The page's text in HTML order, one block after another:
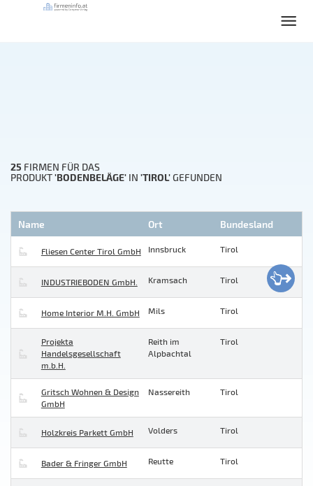
25 FIRMEN FÜR DAS
PRODUKT'BODENBELÄGE' IN 'TIROL'GEFUNDEN
Name Ort Bundesland
Fliesen Center Tirol GmbH Innsbruck Tirol
INDUSTRIEBODEN GmbH. Kramsach Tirol
Home Interior M.H. GmbH Mils Tirol
Projekta
Handelsgesellschaft
m.b.H.
Reith im
Alpbachtal
Tirol
Gritsch Wohnen & Design
GmbH
Nassereith Tirol
Holzkreis Parkett GmbH Volders Tirol
Bader & Fringer GmbH Reutte Tirol